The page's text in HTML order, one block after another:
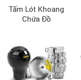
Tấm Lót Khoang
Chứa Đồ